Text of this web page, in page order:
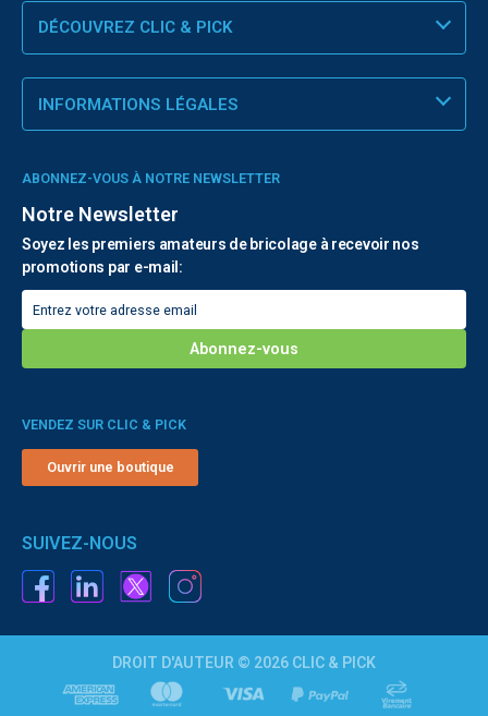
DÉCOUVREZ CLIC & PICK
INFORMATIONS LÉGALES
ABONNEZ-VOUS À NOTRE NEWSLETTER
Notre Newsletter
Soyez les premiers amateurs de bricolage à recevoir nos
promotions par e-mail:
VENDEZ SUR CLIC & PICK
Ouvrir une boutique
SUIVEZ-NOUS
DROIT D'AUTEUR © 2026 CLIC & PICK